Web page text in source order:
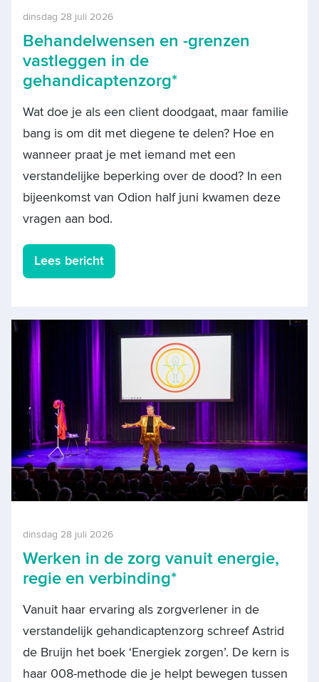
dinsdag 28 juli 2026
Behandelwensen en -grenzen
vastleggen in de
gehandicaptenzorg*
Wat doe je als een client doodgaat, maar familie
bang is om dit met diegene te delen? Hoe en
wanneer praat je met iemand met een
verstandelijke beperking over de dood? In een
bijeenkomst van Odion half juni kwamen deze
vragen aan bod.
Lees bericht
dinsdag 28 juli 2026
Werken in de zorg vanuit energie,
regie en verbinding*
Vanuit haar ervaring als zorgverlener in de
verstandelijk gehandicaptenzorg schreef Astrid
de Bruijn het boek ‘Energiek zorgen’. De kern is
haar 008-methode die je helpt bewegen tussen